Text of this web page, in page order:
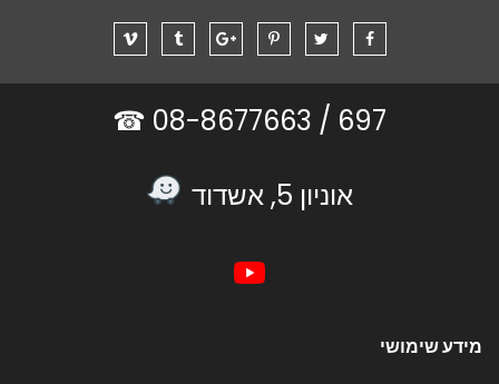
697 /
אוניון 5, אשדוד
מידע שימושי